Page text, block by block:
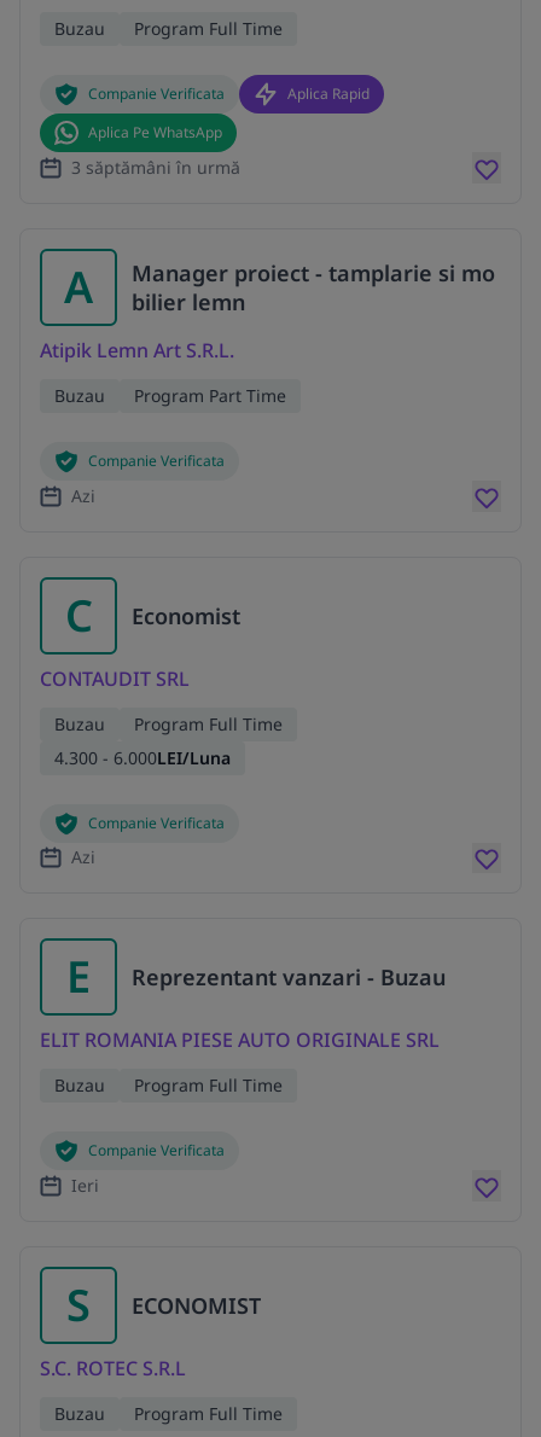
Buzau Program Full Time
Companie Verificata
Aplica Rapid
Aplica Pe WhatsApp
3 săptămâni în urmă
A
Manager proiect - tamplarie si mo
bilier lemn
Atipik Lemn Art S.R.L.
Buzau Program Part Time
Companie Verificata
Azi
C Economist
CONTAUDIT SRL
Buzau
Program Full Time
4.300 - 6.000LEI/Luna
Companie Verificata
Azi
E Reprezentant vanzari - Buzau
ELIT ROMANIA PIESE AUTO ORIGINALE SRL
Buzau Program Full Time
Companie Verificata
Ieri
S ECONOMIST
S.C. ROTEC S.R.L
Buzau Program Full Time